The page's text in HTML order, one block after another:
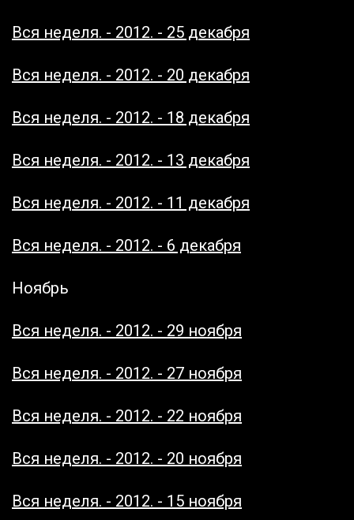
Вся неделя. - 2012. - 25 декабря
Вся неделя. - 2012. - 20 декабря
Вся неделя. - 2012. - 18 декабря
Вся неделя. - 2012. - 13 декабря
Вся неделя. - 2012. - 11 декабря
Вся неделя. - 2012. - 6 декабря
Ноябрь
Вся неделя. - 2012. - 29 ноября
Вся неделя. - 2012. - 27 ноября
Вся неделя. - 2012. - 22 ноября
Вся неделя. - 2012. - 20 ноября
Вся неделя. - 2012. - 15 ноября